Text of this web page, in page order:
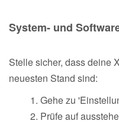
System- und
Stelle sicher, dass deine
neuesten Stand sind:
Gehe zu
Prüfe auf